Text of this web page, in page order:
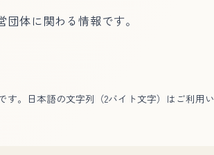
体に関わる情報です。
。日本語の文字列（2バイト文字）はご利用い